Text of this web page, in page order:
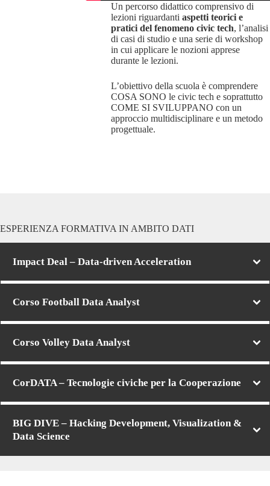
Un percorso didattico comprensivo di
lezioni riguardantiaspetti teorici e
pratici del fenomeno civic tech, l’analisi
di casi di studio e una serie di workshop
in cui applicare le nozioni apprese
durante le lezioni.
L’obiettivo della scuola è comprendere
COSA SONO le civic tech e soprattutto
COME SI SVILUPPANO con un
approccio multidisciplinare e un metodo
progettuale.
ESPERIENZA FORMATIVA IN AMBITO DATI
Impact Deal – Data-driven Acceleration
Corso Football Data Analyst
Corso Volley Data Analyst
CorDATA – Tecnologie civiche per la Cooperazione
BIG DIVE – Hacking Development, Visualization &
Data Science